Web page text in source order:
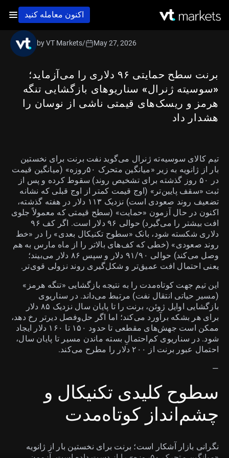
اکنون معامله کنید
برنت سطح حمایتی ۹۶ دلاری را می‌آزماید؛
«سوسیته ژنرال» سناریوهای بازگشایی تنگه
هرمز و ریسک‌های قیمتی ناشی از نوسان را
هشدار داد
by VT Markets/ May 27, 2026
تیم کالای سوسیه‌ته ژنرال می‌گوید نفت برنت برای نخستین
بار از ژانویه به زیر «میانگین متحرک ۵۰روزه» (میانگین قیمت
در ۵۰ روز گذشته برای تشخیص روند) سقوط کرده و پس از
ثبت «سقف پایین‌تر» (اوج قیمت کمتر از اوج قبلی که نشانه
تضعیف روند صعودی است) نزدیک ۱۱۳ دلار در هفته گذشته،
اکنون در حال آزمون «حمایت» (سطح قیمتی که معمولاً جلوی
افت بیشتر را می‌گیرد) حوالی ۹۶ دلار است. اگر کف ۹۶
دلاری شکسته شود، بانک «سطوح تکنیکال بعدی» را در «خط
روند صعودی» (خطی که کف‌های بالاتر را از ماه مارس به هم
وصل می‌کند) حوالی ۹۱/۹۰ دلار و سپس ۸۶ دلار می‌بیند؛
یعنی احتمال افت عمیق‌تر و شکل‌گیری روند نزولی قوی‌تر.
این تیم جهت کوتاه‌مدت را به نتیجه بازگشایی «تنگه هرمز»
(مسیر حیاتی انتقال نفت) مرتبط می‌داند. در سناریوی
بازگشایی اوایل ژوئن، برنت را تا پایان سال نزدیک ۸۵ دلار
برای هر بشکه برآورد می‌کند؛ اما اگر حل‌وفصل دیرتر رخ دهد،
ممکن است جهش‌های مقطعی تا حدود ۱۵۰ تا ۱۶۰ دلار ایجاد
شود. در سناریوی کم‌احتمالِ بسته ماندن مسیر تا پایان سال،
احتمال عبور برنت از ۲۰۰ دلار را مطرح می‌کند.
—
سطوح کلیدی تکنیکال و
چشم‌انداز کوتاه‌مدت
نگرانی بازار آشکار است؛ برنت برای نخستین بار از ژانویه